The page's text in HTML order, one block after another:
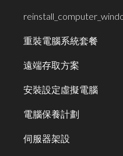
重裝電腦系統套餐
遠端存取方案
安裝設定虛擬電腦
電腦保養計劃
伺服器架設